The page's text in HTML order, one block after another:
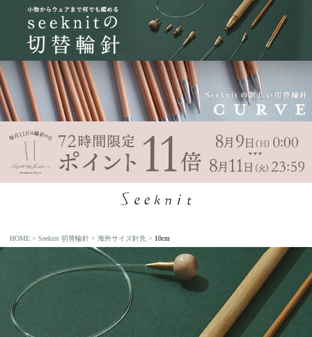
HOME Seeknit 切替輪針 海外サイズ針先 10cm